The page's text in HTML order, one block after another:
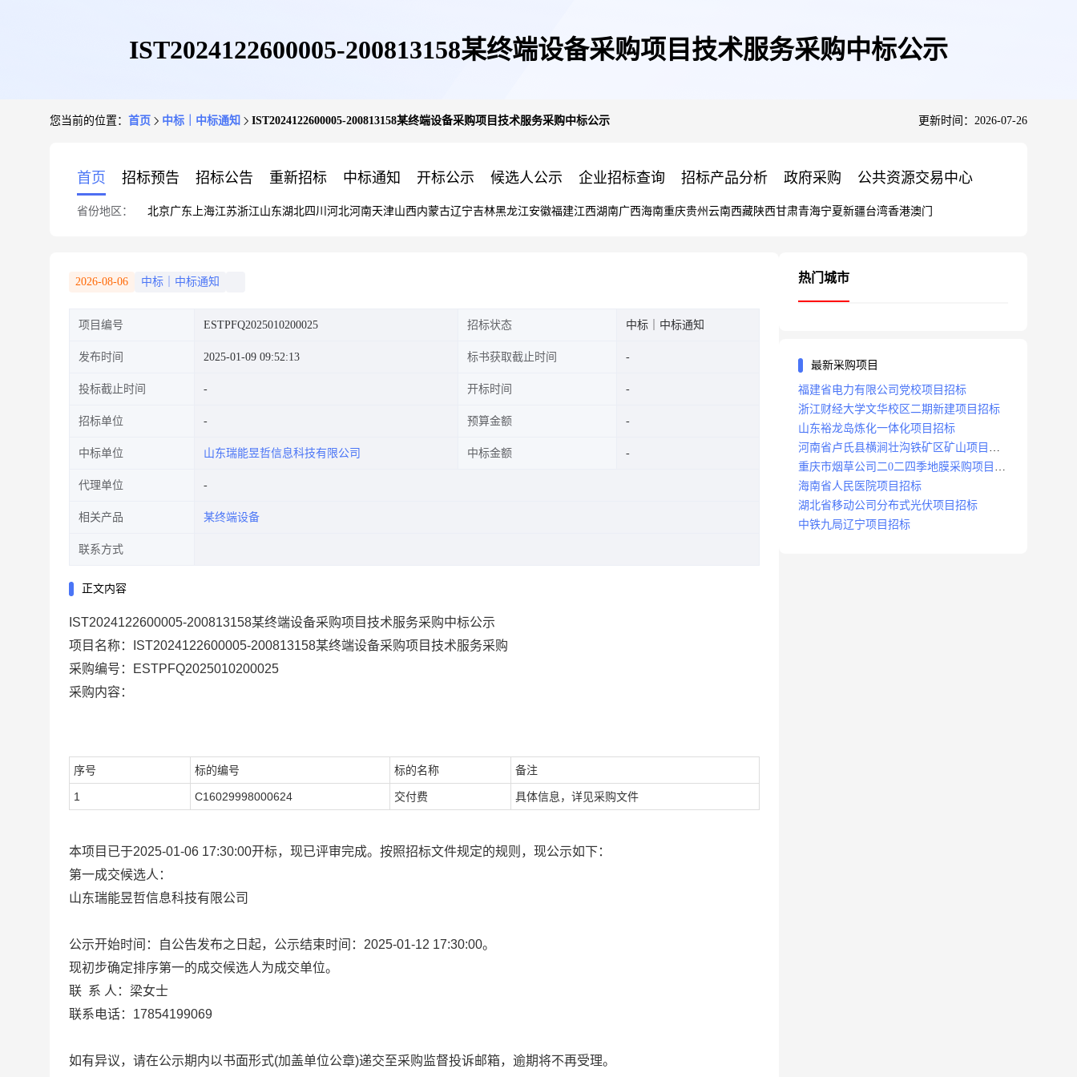
IST2024122600005-200813158某终端设备采购项目技术服务采购中标公示
您当前的位置： 首页 中标｜中标通知 IST2024122600005-200813158某终端设备采购项目技术服务采购中标公示 更新时间：2026-07-26
首页 招标预告 招标公告 重新招标 中标通知 开标公示 候选人公示 企业招标查询 招标产品分析 政府采购 公共资源交易中心
省份地区： 北京广东 上海江苏浙江山东湖北四川 河北河南天津山西内蒙古辽宁吉林黑龙江安徽福建江西湖南广西海南重庆贵州 云南西藏陕西甘肃青海宁夏新疆台湾香港澳门
2026-08-06 中标｜中标通知
项目编号 ESTPFQ2025010200025 招标状态 中标｜中标通知
发布时间 2025-01-09 09:52:13 标书获取截止时间
投标截止时间 开标时间
招标单位 预算金额
中标单位 山东瑞能昱哲信息科技有限公司 中标金额
代理单位
相关产品 某终端设备
联系方式
正文内容
IST2024122600005-200813158某终端设备采购项目技术服务采购中标公示
项目名称：IST2024122600005-200813158某终端设备采购项目技术服务采购
采购编号：ESTPFQ2025010200025
采购内容：
序号 标的编号 标的名称 备注
1 C16029998000624 交付费 具体信息，详见采购文件
本项目已于2025-01-06 17:30:00开标，现已评审完成。按照招标文件规定的规则，现公示如下：
第一成交候选人：
山东瑞能昱哲信息科技有限公司
公示开始时间：自公告发布之日起，公示结束时间：2025-01-12 17:30:00。
现初步确定排序第一的成交候选人为成交单位。
联 系 人：梁女士
联系电话：17854199069
如有异议，请在公示期内以书面形式(加盖单位公章)递交至采购监督投诉邮箱，逾期将不再受理。
热门城市
最新采购项目
福建省电力有限公司党校项目招标
浙江财经大学文华校区二期新建项目招标
山东裕龙岛炼化一体化项目招标
河南省卢氏县横涧壮沟铁矿区矿山项目招
标公告
重庆市烟草公司二0二四季地膜采购项目招
标公告
海南省人民医院项目招标
湖北省移动公司分布式光伏项目招标
中铁九局辽宁项目招标